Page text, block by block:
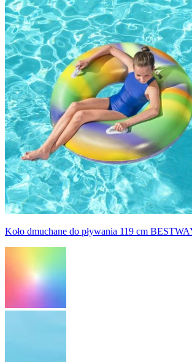
Koło dmuchane do pływania 119 cm